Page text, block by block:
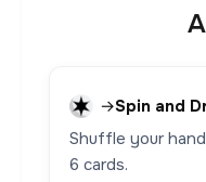
→Spin and
Shuffle your
6 cards.